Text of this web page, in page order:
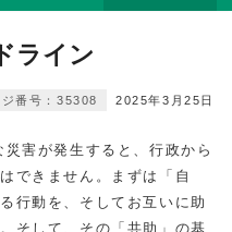
ライン
2025年3月25日
番号：35308
害が発生すると、行政から
できません。まずは「自
行動を、そしてお互いに助
そして、その「共助」の基